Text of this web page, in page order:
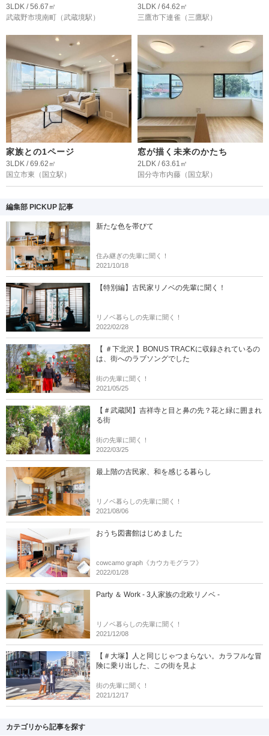
3LDK / 56.67㎡
武蔵野市境南町 （武蔵境駅）
3LDK / 64.62㎡
三鷹市下連雀 （三鷹駅）
家族との1ページ
3LDK / 69.62㎡
国立市東 （国立駅）
窓が描く未来のかたち
2LDK / 63.61㎡
国分寺市内藤 （国立駅）
編集部 PICKUP 記事
新たな色を帯びて
住み継ぎの先輩に聞く！
2021/10/18
【特別編】古民家リノベの先輩に聞く！
リノベ暮らしの先輩に聞く！
2022/02/28
【 ＃下北沢 】BONUS TRACKに収録されているの
は、街へのラブソングでした
街の先輩に聞く！
2021/05/25
【＃武蔵関】吉祥寺と目と鼻の先？花と緑に囲まれ
る街
街の先輩に聞く！
2022/03/25
最上階の古民家、和を感じる暮らし
リノベ暮らしの先輩に聞く！
2021/08/06
おうち図書館はじめました
cowcamo graph《カウカモグラフ》
2022/01/28
Party ＆ Work - 3人家族の北欧リノベ -
リノベ暮らしの先輩に聞く！
2021/12/08
【＃大塚】人と同じじゃつまらない。カラフルな冒
険に乗り出した、この街を見よ
街の先輩に聞く！
2021/12/17
カテゴリから記事を探す